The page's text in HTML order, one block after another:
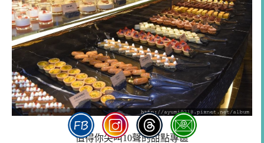
值得你尖叫10聲的甜點專區